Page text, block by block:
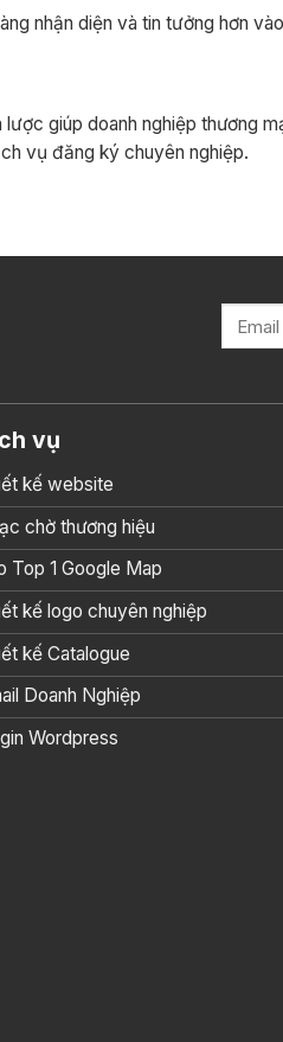
nhận diện và tin tưởng hơn
giúp doanh nghiệp thương
vụ đăng ký chuyên nghiệp.
vụ
kế website
chờ thương hiệu
Top 1 Google Map
kế logo chuyên nghiệp
kế Catalogue
Doanh Nghiệp
Wordpress